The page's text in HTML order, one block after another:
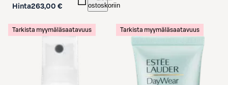
Hinta263,00 €
ostoskoriin
Tarkista myymäläsaatavuus Tarkista myymäläsaatavuus